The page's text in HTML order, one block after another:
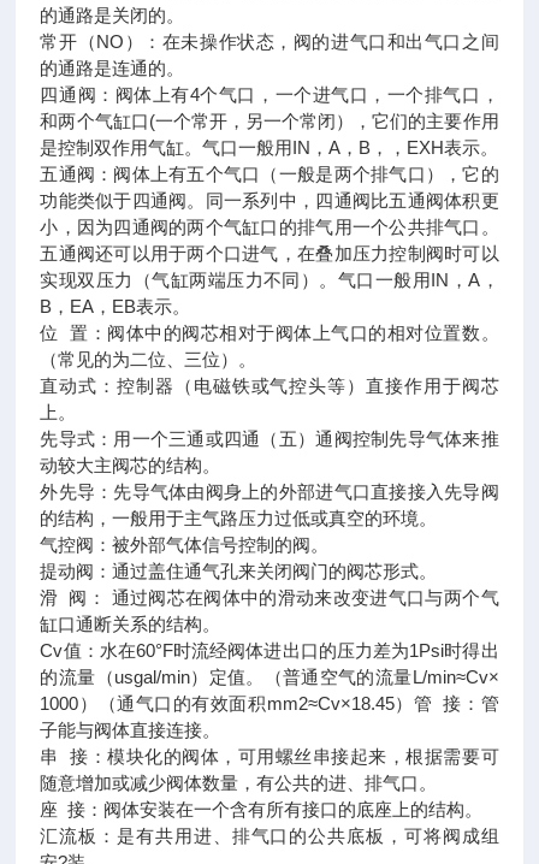
的通路是关闭的。
常开（NO）：在未操作状态，阀的进气口和出气口之间
的通路是连通的。
四通阀：阀体上有4个气口，一个进气口，一个排气口，
和两个气缸口(一个常开，另一个常闭），它们的主要作用
是控制双作用气缸。气口一般用IN，A，B，，EXH表示。
五通阀：阀体上有五个气口（一般是两个排气口），它的
功能类似于四通阀。同一系列中，四通阀比五通阀体积更
小，因为四通阀的两个气缸口的排气用一个公共排气口。
五通阀还可以用于两个口进气，在叠加压力控制阀时可以
实现双压力（气缸两端压力不同）。气口一般用IN，A，
B，EA，EB表示。
位 置：阀体中的阀芯相对于阀体上气口的相对位置数。
（常见的为二位、三位）。
直动式：控制器（电磁铁或气控头等）直接作用于阀芯
上。
先导式：用一个三通或四通（五）通阀控制先导气体来推
动较大主阀芯的结构。
外先导：先导气体由阀身上的外部进气口直接接入先导阀
的结构，一般用于主气路压力过低或真空的环境。
气控阀：被外部气体信号控制的阀。
提动阀：通过盖住通气孔来关闭阀门的阀芯形式。
滑 阀： 通过阀芯在阀体中的滑动来改变进气口与两个气
缸口通断关系的结构。
Cv值：水在60°F时流经阀体进出口的压力差为1Psi时得出
的流量（usgal/min）定值。（普通空气的流量L/min≈Cv×
1000）（通气口的有效面积mm2≈Cv×18.45）管 接：管
子能与阀体直接连接。
串 接：模块化的阀体，可用螺丝串接起来，根据需要可
随意增加或减少阀体数量，有公共的进、排气口。
座 接：阀体安装在一个含有所有接口的底座上的结构。
汇流板：是有共用进、排气口的公共底板，可将阀成组